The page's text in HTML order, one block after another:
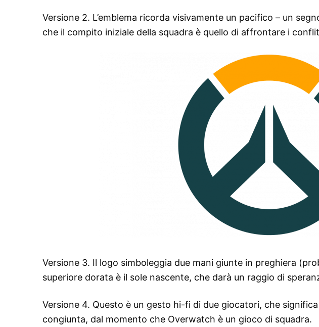
Versione 2. L’emblema ricorda visivamente un pacifico – un
che il compito iniziale della squadra è quello di affrontare i
Versione 3. Il logo simboleggia due mani giunte in preghiera
superiore dorata è il sole nascente, che darà un raggio di
Versione 4. Questo è un gesto hi-fi di due giocatori, che
congiunta, dal momento che Overwatch è un gioco di squadra.